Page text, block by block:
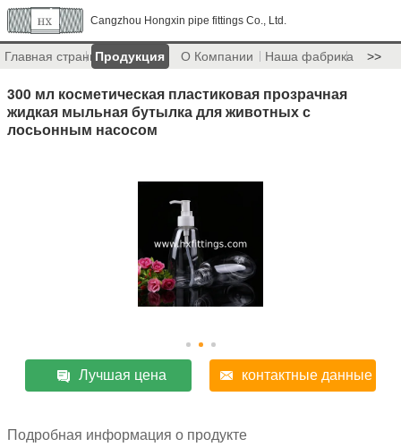
Cangzhou Hongxin pipe fittings Co., Ltd.
Главная страницаПродукция О Компании Наша фабрика >>
300 мл косметическая пластиковая прозрачная
жидкая мыльная бутылка для животных с
лосьонным насосом
Лучшая цена контактные данные
Подробная информация о продукте